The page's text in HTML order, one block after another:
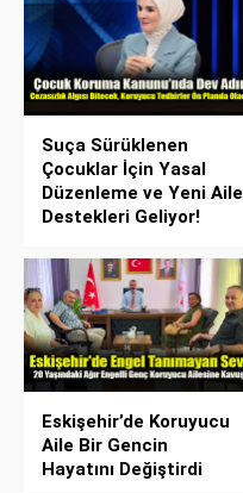
Suça Sürüklenen
Çocuklar İçin Yasal
Düzenleme ve Yeni Aile
Destekleri Geliyor!
Eskişehir’de Koruyucu
Aile Bir Gencin
Hayatını Değiştirdi